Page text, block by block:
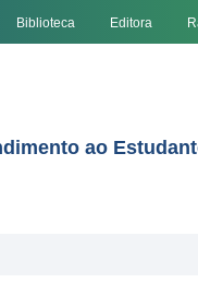
Biblioteca Editora
ao